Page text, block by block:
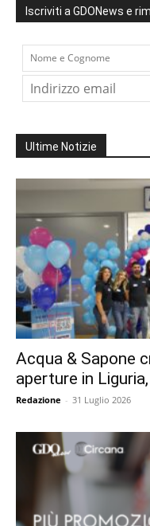
Iscriviti a GDONews e
Ultime Notizie
Acqua & Sapone
aperture in
Redazione - 31 Luglio 2026